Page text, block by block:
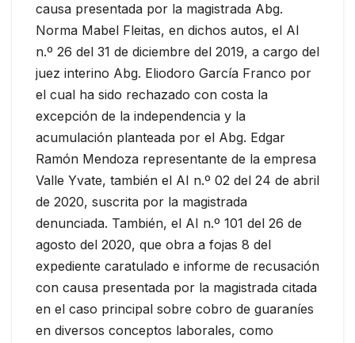
causa presentada por la magistrada Abg.
Norma Mabel Fleitas, en dichos autos, el AI
n.º 26 del 31 de diciembre del 2019, a cargo del
juez interino Abg. Eliodoro García Franco por
el cual ha sido rechazado con costa la
excepción de la independencia y la
acumulación planteada por el Abg. Edgar
Ramón Mendoza representante de la empresa
Valle Yvate, también el AI n.º 02 del 24 de abril
de 2020, suscrita por la magistrada
denunciada. También, el AI n.º 101 del 26 de
agosto del 2020, que obra a fojas 8 del
expediente caratulado e informe de recusación
con causa presentada por la magistrada citada
en el caso principal sobre cobro de guaraníes
en diversos conceptos laborales, como